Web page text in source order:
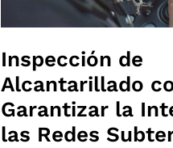
Inspección de
Alcantarillado
Garantizar la
las Redes